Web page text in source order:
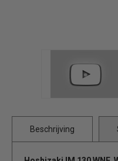
Beschrijving